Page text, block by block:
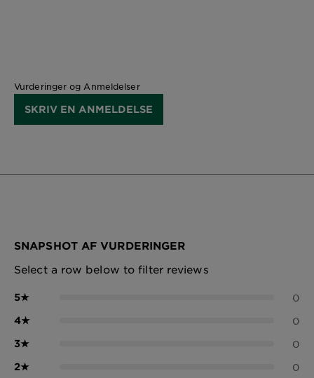
Vurderinger og Anmeldelser
SKRIV EN ANMELDELSE
SNAPSHOT AF VURDERINGER
Select a row below to filter reviews
5★ 0
4★ 0
3★ 0
2★ 0